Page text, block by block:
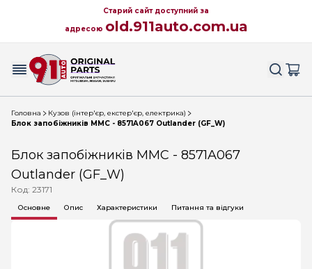
Старий сайт доступний за
адресою old.911auto.com.ua
Головна
Кузов (інтер'єр, екстер'єр, електрика)
Блок запобіжників MMC - 8571A067 Outlander (GF_W)
Блок запобіжників MMC - 8571A067
Outlander (GF_W)
Код: 23171
Основне Опис Характеристики Питання та відгуки